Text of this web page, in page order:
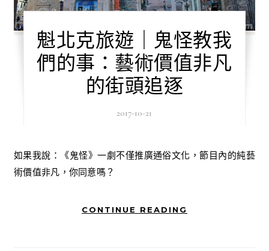
魁北克旅遊｜鬼怪教我
們的事：藝術價值非凡
的街頭追逐
2017-10-21
如果我說：《鬼怪》一劇不僅推廣通俗文化，節目內的純藝
術價值非凡，你同意嗎？
CONTINUE READING